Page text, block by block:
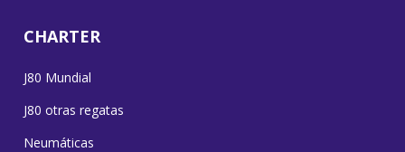
CHARTER
J80 Mundial
J80 otras regatas
Neumáticas